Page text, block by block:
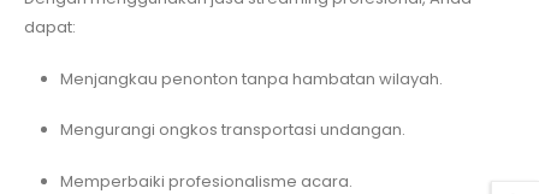
dapat:
Menjangkau penonton tanpa hambatan wilayah.
Mengurangi ongkos transportasi undangan.
Memperbaiki profesionalisme acara.